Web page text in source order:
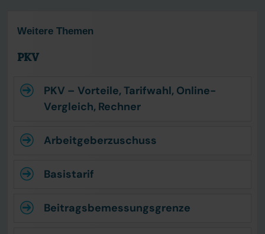
Weitere Themen
PKV
PKV – Vorteile, Tarifwahl, Online-
Vergleich, Rechner
Arbeitgeberzuschuss
Basistarif
Beitrags­bemessungsgrenze